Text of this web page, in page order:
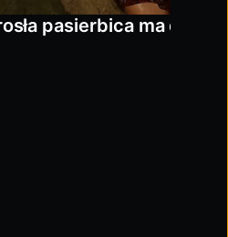
pasierbica ma dziki